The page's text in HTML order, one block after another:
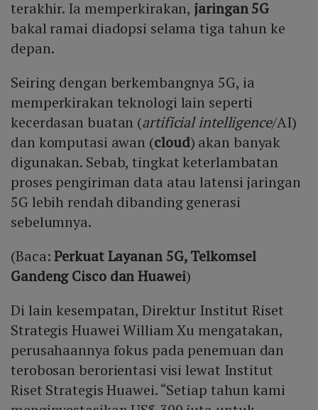
terakhir. Ia memperkirakan, jaringan 5G
bakal ramai diadopsi selama tiga tahun ke
depan.
Seiring dengan berkembangnya 5G, ia
memperkirakan teknologi lain seperti
kecerdasan buatan (artificial intelligence/AI)
dan komputasi awan (cloud) akan banyak
digunakan. Sebab, tingkat keterlambatan
proses pengiriman data atau latensi jaringan
5G lebih rendah dibanding generasi
sebelumnya.
(Baca:Perkuat Layanan 5G, Telkomsel
Gandeng Cisco dan Huawei)
Di lain kesempatan, Direktur Institut Riset
Strategis Huawei William Xu mengatakan,
perusahaannya fokus pada penemuan dan
terobosan berorientasi visi lewat Institut
Riset Strategis Huawei. “Setiap tahun kami